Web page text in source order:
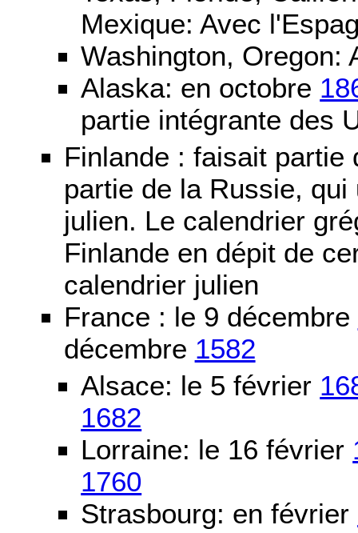
Mexique: Avec
Washington, Oregon:
Alaska: en octobre
partie intégrante des
Finlande : faisait partie
partie de la Russie,
julien. Le calendrier
Finlande en dépit de
calendrier julien
France : le 9 décembre
décembre 1582
Alsace: le 5 février
1682
Lorraine: le 16 février
1760
Strasbourg: en février